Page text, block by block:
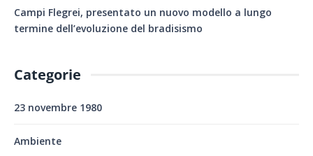
Campi Flegrei, presentato un nuovo modello a lungo
termine dell’evoluzione del bradisismo
Categorie
23 novembre 1980
Ambiente